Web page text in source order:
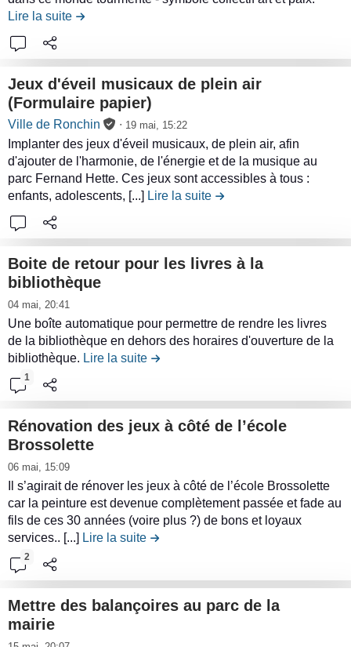
d
e
l
c
o
n
t
r
i
b
u
t
o
n
T
o
u
s
a
p
a
r
c
l
e
c
o
n
t
e
n
u
d
e
l
c
o
n
t
r
i
b
u
i
o
n
R
é
a
l
i
a
t
i
Lire la suite de la contribution Réalisation d'une fresque au
Jeux d'éveil musicaux de plein air
(Formulaire papier)
L
i
r
e
l
e
c
o
n
t
e
n
u
d
e
a
c
o
n
t
r
i
b
u
i
o
Ville de Ronchin ∙ 19 mai, 15:22
Implanter des jeux d'éveil musicaux, de plein air, afin
d'ajouter de l'harmonie, de l'énergie et de la musique au
parc Fernand Hette. Ces jeux sont accessibles à tous :
enfants, adolescents, [...]
Lire la suite de la contribution Jeux
Boite de retour pour les livres à la
bibliothèque
L
i
r
e
l
e
o
n
t
e
n
u
d
e
a
c
o
04 mai, 20:41
Une boîte automatique pour permettre de rendre les livres
de la bibliothèque en dehors des horaires d'ouverture de la
bibliothèque. Lire la suite de la contribution Boite de retour
1
Rénovation des jeux à côté de l’école
Brossolette
L
i
r
e
l
e
c
o
n
t
06 mai, 15:09
Il s’agirait de rénover les jeux à côté de l’école Brossolette
car la peinture est devenue complètement passée et fade au
fils de ces 30 années (voire plus ?) de bons et loyaux
services.. [...]
Lire la suite de la contribution Rénovation des
2
Mettre des balançoires au parc de la
mairie
L